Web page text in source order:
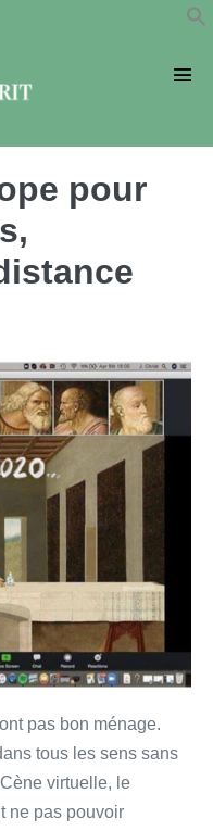
pour
pas bon ménage.
tous les sens sans
virtuelle, le
ne pas pouvoir